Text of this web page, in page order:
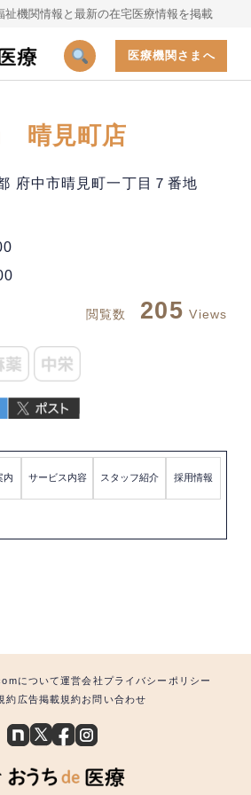
祉機関情報と最新の在宅医療情報を掲載
医療機関さまへ
晴見町店
府中市晴見町一丁目７番地
閲覧数 205 Views
内 サービス内容 スタッフ紹介 採用情報
について運営会社 プライバシーポリシー
約 広告掲載規約お問い合わせ